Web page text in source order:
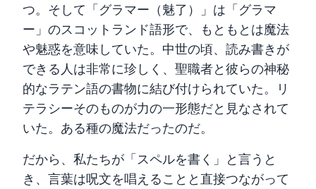
つ。そして「グラマー（魅了）」は「グラマ
ー」のスコットランド語形で、もともとは魔法
や魅惑を意味していた。中世の頃、読み書きが
できる人は非常に珍しく、聖職者と彼らの神秘
的なラテン語の書物に結び付けられていた。リ
テラシーそのものが力の一形態だと見なされて
いた。ある種の魔法だったのだ。
だから、私たちが「スペルを書く」と言うと
き、言葉は呪文を唱えることと直接つながって